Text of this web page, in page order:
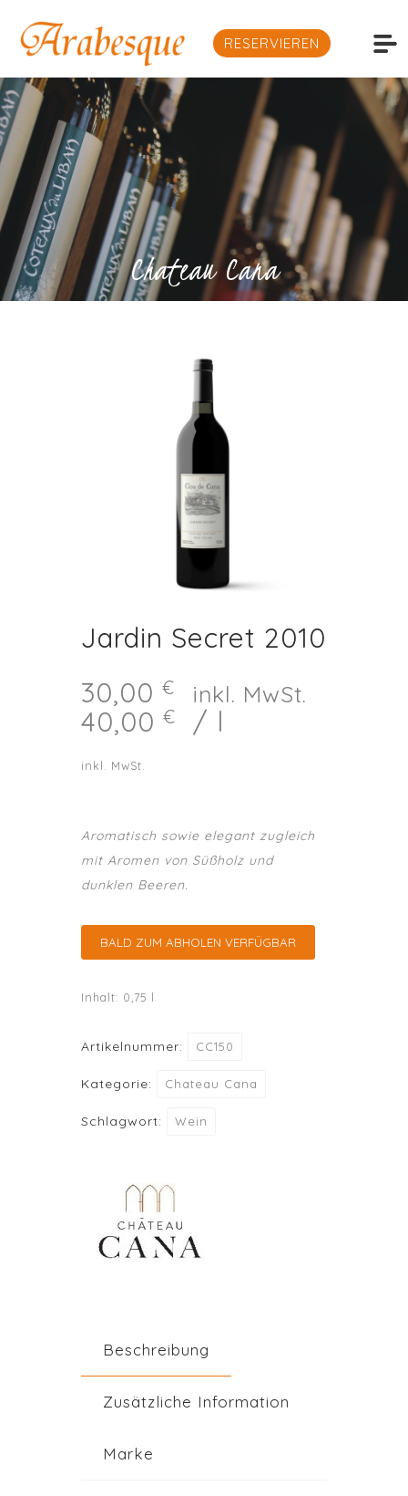
RESERVIEREN
Chateau Cana
Jardin Secret 2010
30,00 € inkl. MwSt.
40,00 € / l
inkl. MwSt.
Aromatisch sowie elegant zugleich
mit Aromen von Süßholz und
dunklen Beeren.
BALD ZUM ABHOLEN VERFÜGBAR
Inhalt: 0,75 l
Artikelnummer: CC150
Kategorie: Chateau Cana
Schlagwort: Wein
Beschreibung
Zusätzliche Information
Marke